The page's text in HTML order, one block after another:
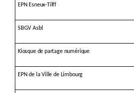
EPN Esneux-Tilff
SBGV Asbl
Kiosque de partage numérique
EPN de la Ville de Limbourg